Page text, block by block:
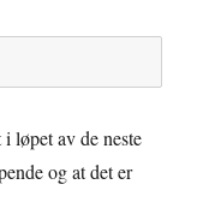
løpet av de neste
og at det er